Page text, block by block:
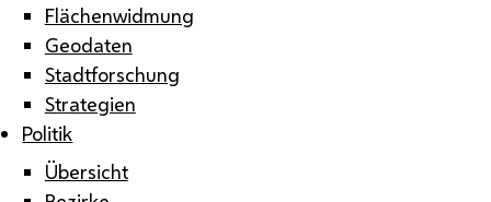
Flächenwidmung
Geodaten
Stadtforschung
Strategien
Politik
Übersicht